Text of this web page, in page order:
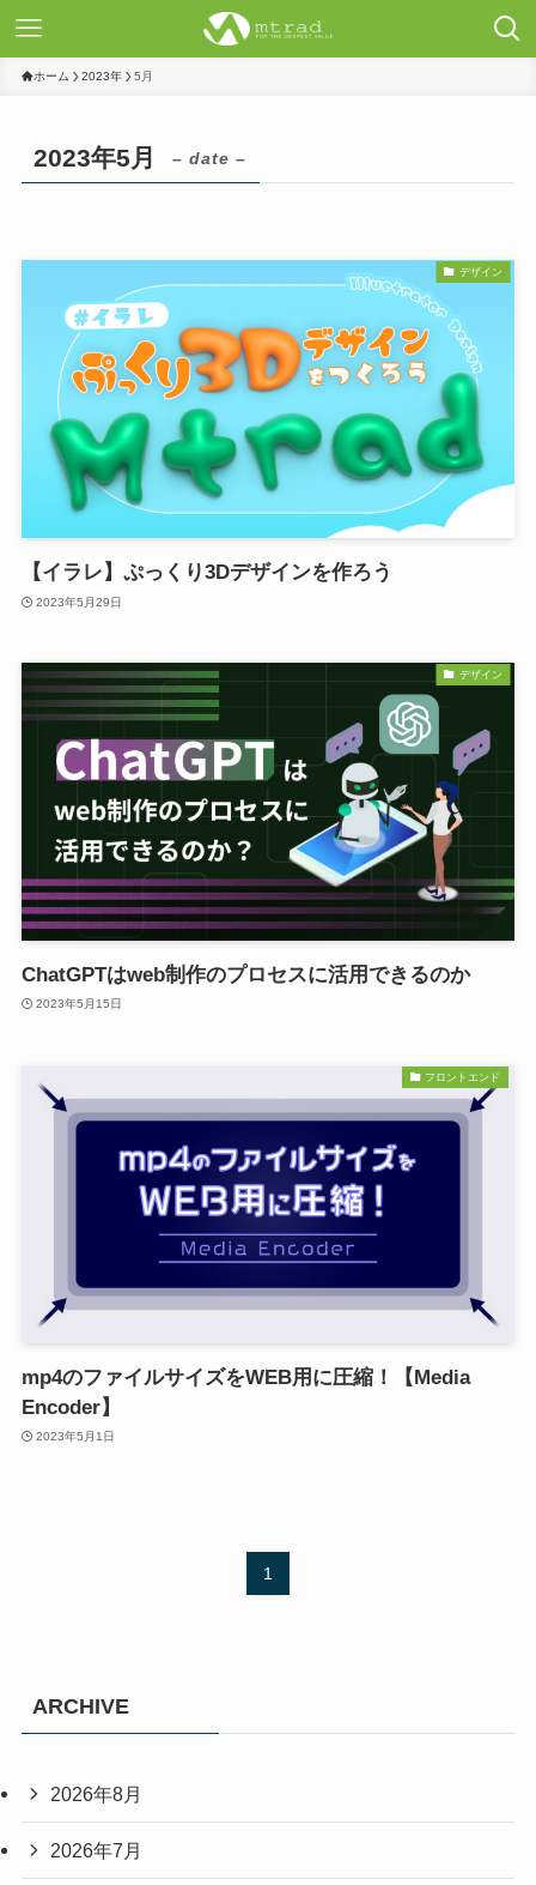
ホーム 2023年 5月
2023年5月 – date –
デザイン
【イラレ】ぷっくり3Dデザインを作ろう
2023年5月29日
デザイン
ChatGPTはweb制作のプロセスに活用できるのか
2023年5月15日
フロントエンド
mp4のファイルサイズをWEB用に圧縮！【Media
Encoder】
2023年5月1日
1
ARCHIVE
2026年8月
2026年7月